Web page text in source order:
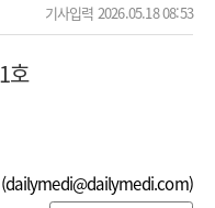
기사입력 2026.05.18 08:53
호
dailymedi@dailymedi.com)